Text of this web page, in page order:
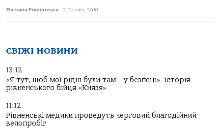
Наталія Рівненська - 2 Червня, 2018
СВІЖІ НОВИНИ
13:12
«Я тут, щоб мої рідні були там – у безпеці»: історія
рівненського бійця «Князя»
11:12
Рівненські медики проведуть черговий благодійний
велопробіг